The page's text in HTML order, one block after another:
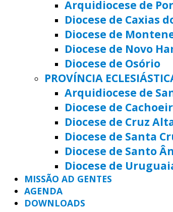
Arquidiocese de
Diocese de Caxias
Diocese de
Diocese de Novo
Diocese de Osório
PROVÍNCIA
Arquidiocese de
Diocese de
Diocese de Cruz
Diocese de Santa
Diocese de Santo
Diocese de
MISSÃO AD GENTES
AGENDA
DOWNLOADS